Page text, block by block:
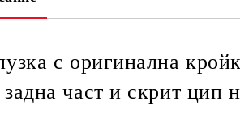
с оригинална
част и скрит цип